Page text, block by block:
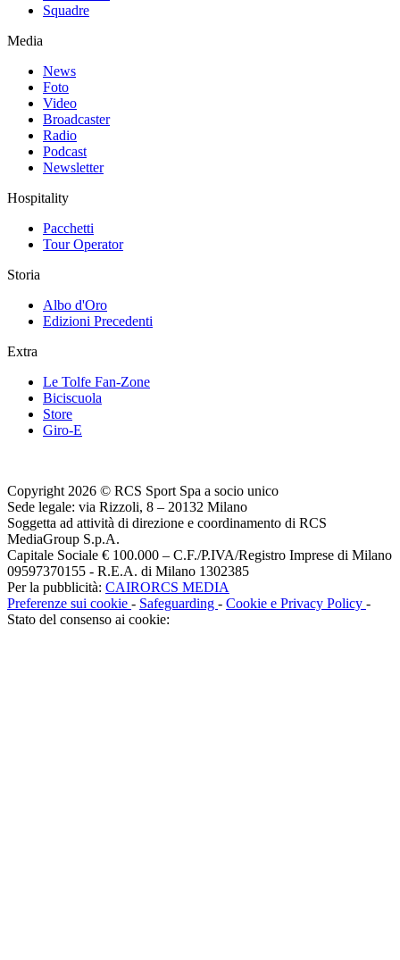
Squadre
Media
News
Foto
Video
Broadcaster
Radio
Podcast
Newsletter
Hospitality
Pacchetti
Tour Operator
Storia
Albo d'Oro
Edizioni Precedenti
Extra
Le Tolfe Fan-Zone
Biciscuola
Store
Giro-E
Copyright 2026 © RCS Sport Spa a socio unico
Sede legale: via Rizzoli, 8 – 20132 Milano
Soggetta ad attività di direzione e coordinamento di RCS
MediaGroup S.p.A.
Capitale Sociale € 100.000 – C.F./P.IVA/Registro Imprese di Milano
09597370155 - R.E.A. di Milano 1302385
Per la pubblicità: CAIRORCS MEDIA
Preferenze sui cookie - Safeguarding - Cookie e Privacy Policy -
Stato del consenso ai cookie: